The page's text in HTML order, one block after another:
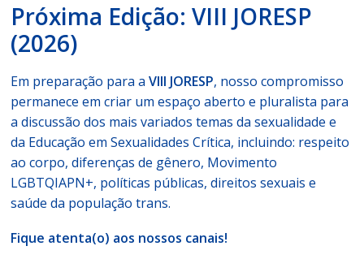
Próxima Edição: VIII JORESP
(2026)
Em preparação para aVIII JORESP, nosso compromisso
permanece em criar um espaço aberto e pluralista para
a discussão dos mais variados temas da sexualidade e
da Educação em Sexualidades Crítica, incluindo: respeito
ao corpo, diferenças de gênero, Movimento
LGBTQIAPN+, políticas públicas, direitos sexuais e
saúde da população trans.
Fique atenta(o) aos nossos canais!